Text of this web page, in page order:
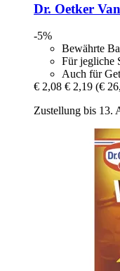
Dr. Oetker
-5%
Bewährte
Für jegliche
Auch für
€ 2,08 € 2,19 (€
Zustellung bis 13.